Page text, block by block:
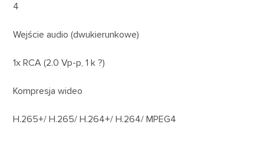
4
Wejście audio (dwukierunkowe)
1x RCA (2.0 Vp-p, 1 k ?)
Kompresja wideo
H.265+/ H.265/ H.264+/ H.264/ MPEG4